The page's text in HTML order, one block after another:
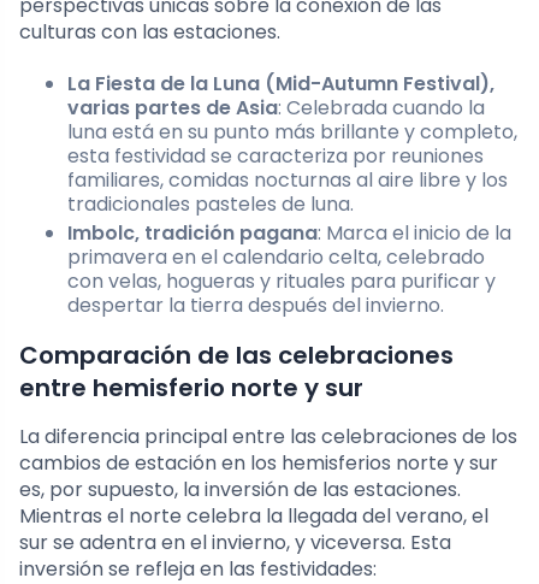
culturas con las estaciones.
La Fiesta de la Luna (Mid-Autumn Festival),
varias partes de Asia: Celebrada cuando la
luna está en su punto más brillante y completo,
esta festividad se caracteriza por reuniones
familiares, comidas nocturnas al aire libre y los
tradicionales pasteles de luna.
Imbolc, tradición pagana: Marca el inicio de la
primavera en el calendario celta, celebrado
con velas, hogueras y rituales para purificar y
despertar la tierra después del invierno.
Comparación de las celebraciones
entre hemisferio norte y sur
La diferencia principal entre las celebraciones de los
cambios de estación en los hemisferios norte y sur
es, por supuesto, la inversión de las estaciones.
Mientras el norte celebra la llegada del verano, el
sur se adentra en el invierno, y viceversa. Esta
inversión se refleja en las festividades: